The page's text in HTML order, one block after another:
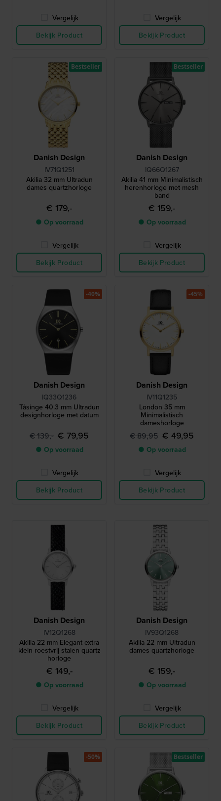
Vergelijk
Bekijk Product
Vergelijk
Bekijk Product
Danish Design
IV71Q1251
Akilia 32 mm Ultradun
dames quartzhorloge
€ 179,-
● Op voorraad
Vergelijk
Bekijk Product
Bestseller
Danish Design
IQ66Q1267
Akilia 41 mm Minimalistisch
herenhorloge met mesh
band
€ 159,-
● Op voorraad
Vergelijk
Bekijk Product
Bestseller
Danish Design
IQ33Q1236
Tåsinge 40.3 mm Ultradun
designhorloge met datum
€ 139,- € 79,95
● Op voorraad
Vergelijk
Bekijk Product
-40%
Danish Design
IV11Q1235
London 35 mm
Minimalistisch
dameshorloge
€ 89,95 € 49,95
● Op voorraad
Vergelijk
Bekijk Product
-45%
Danish Design
IV12Q1268
Akilia 22 mm Elegant extra
klein roestvrij stalen quartz
horloge
€ 149,-
● Op voorraad
Vergelijk
Bekijk Product
Danish Design
IV93Q1268
Akilia 22 mm Ultradun
dames quartzhorloge
€ 159,-
● Op voorraad
Vergelijk
Bekijk Product
-50% Bestseller